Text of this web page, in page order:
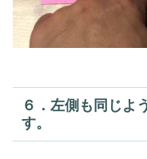
６．左側も同じよ
す。